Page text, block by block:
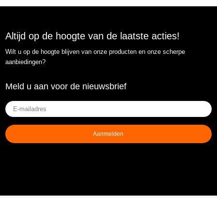
Altijd op de hoogte van de laatste acties!
Wilt u op de hoogte blijven van onze producten en onze scherpe
aanbiedingen?
Meld u aan voor de nieuwsbrief
E-
mailadres(Vereist)
Aanmelden